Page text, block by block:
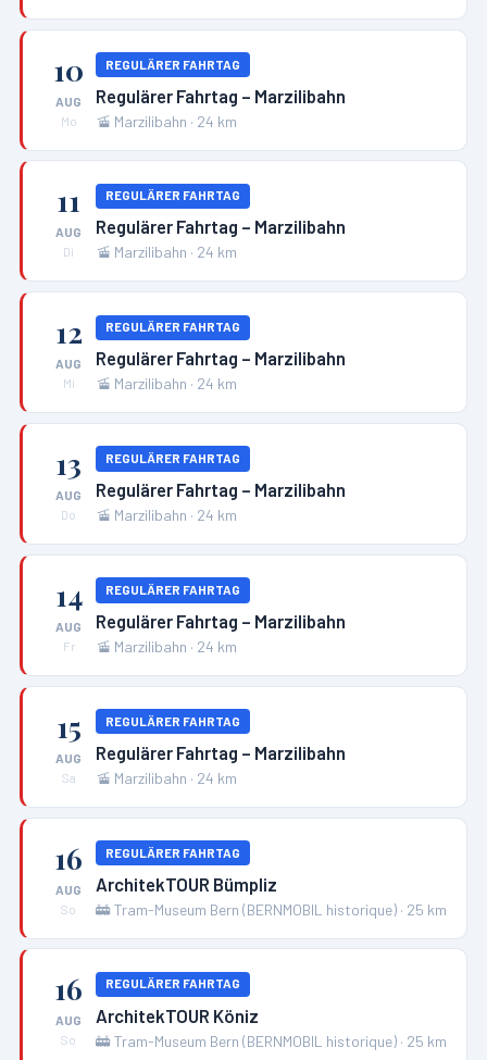
10
AUG
Mo
REGULÄRER FAHRTAG
Regulärer Fahrtag – Marzilibahn
🚡 Marzilibahn · 24 km
11
AUG
Di
REGULÄRER FAHRTAG
Regulärer Fahrtag – Marzilibahn
🚡 Marzilibahn · 24 km
12
AUG
Mi
REGULÄRER FAHRTAG
Regulärer Fahrtag – Marzilibahn
🚡 Marzilibahn · 24 km
13
AUG
Do
REGULÄRER FAHRTAG
Regulärer Fahrtag – Marzilibahn
🚡 Marzilibahn · 24 km
14
AUG
Fr
REGULÄRER FAHRTAG
Regulärer Fahrtag – Marzilibahn
🚡 Marzilibahn · 24 km
15
AUG
Sa
REGULÄRER FAHRTAG
Regulärer Fahrtag – Marzilibahn
🚡 Marzilibahn · 24 km
16
AUG
So
REGULÄRER FAHRTAG
ArchitekTOUR Bümpliz
🚋 Tram-Museum Bern (BERNMOBIL historique) · 25 km
16
AUG
So
REGULÄRER FAHRTAG
ArchitekTOUR Köniz
🚋 Tram-Museum Bern (BERNMOBIL historique) · 25 km